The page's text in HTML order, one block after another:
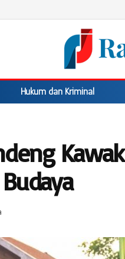
Hukum dan Kriminal